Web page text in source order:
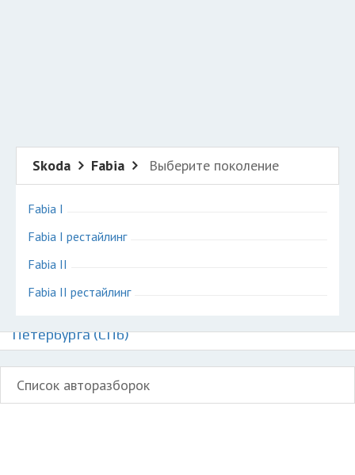
Skoda Fabia Выберите поколение
Fabia I
Fabia I рестайлинг
Fabia II
Fabia II рестайлинг
Петербурга (СПб)
Список авторазборок